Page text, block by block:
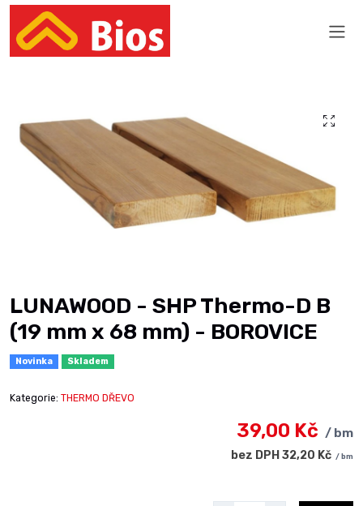
LUNAWOOD - SHP Thermo-D B
(19 mm x 68 mm) - BOROVICE
Novinka Skladem
Kategorie: THERMO DŘEVO
39,00 Kč / bm
bez DPH 32,20 Kč / bm